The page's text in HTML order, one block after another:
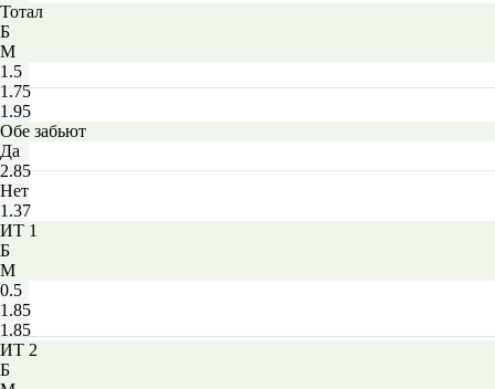
Тотал
Б
М
1.5
1.75
1.95
Обе забьют
Да
2.85
Нет
1.37
ИТ 1
Б
М
0.5
1.85
1.85
ИТ 2
Б